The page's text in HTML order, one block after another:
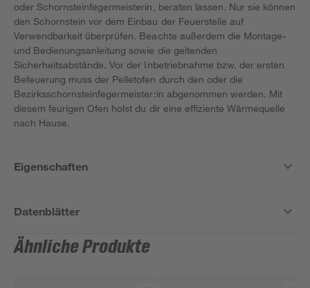
oder Schornsteinfegermeisterin, beraten lassen. Nur sie können
den Schornstein vor dem Einbau der Feuerstelle auf
Verwendbarkeit überprüfen. Beachte außerdem die Montage-
und Bedienungsanleitung sowie die geltenden
Sicherheitsabstände. Vor der Inbetriebnahme bzw. der ersten
Befeuerung muss der Pelletofen durch den oder die
Bezirksschornsteinfegermeister:in abgenommen werden. Mit
diesem feurigen Ofen holst du dir eine effiziente Wärmequelle
nach Hause.
Eigenschaften
Datenblätter
Ähnliche Produkte